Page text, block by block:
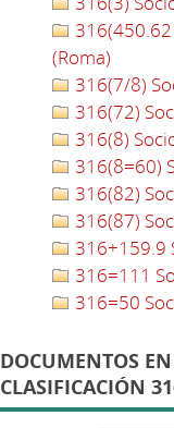
(Roma)
316(7/8)
316(72)
316(8)
316(8=60)
316(82)
316(87)
316+159.9
316=111
316=50
DOCUMENTOS
CLASIFICACIÓN